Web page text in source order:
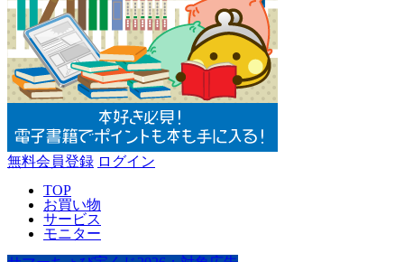
無料会員登録 ログイン
TOP
お買い物
サービス
モニター